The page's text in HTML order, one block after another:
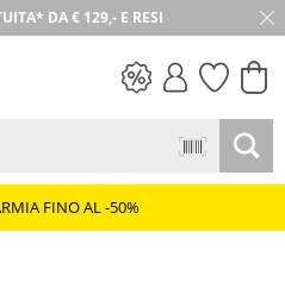
DA € 129,- E RESI
DI RESO
FINO AL -50%